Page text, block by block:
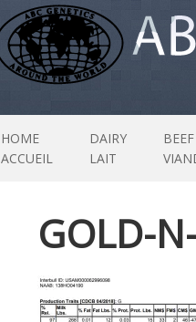
HOME
ACCUEIL
DAIRY
LAIT
BEEF
GOLD-